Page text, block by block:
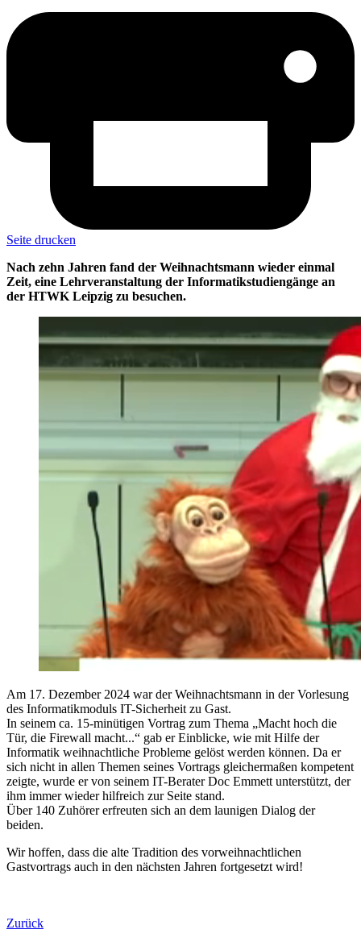
Seite drucken
Nach zehn Jahren fand der Weihnachtsmann wieder einmal
Zeit, eine Lehrveranstaltung der Informatikstudiengänge an
der HTWK Leipzig zu besuchen.
Am 17. Dezember 2024 war der Weihnachtsmann in der Vorlesung
des Informatikmoduls IT-Sicherheit zu Gast.
In seinem ca. 15-minütigen Vortrag zum Thema „Macht hoch die
Tür, die Firewall macht...“ gab er Einblicke, wie mit Hilfe der
Informatik weihnachtliche Probleme gelöst werden können. Da er
sich nicht in allen Themen seines Vortrags gleichermaßen kompetent
zeigte, wurde er von seinem IT-Berater Doc Emmett unterstützt, der
ihm immer wieder hilfreich zur Seite stand.
Über 140 Zuhörer erfreuten sich an dem launigen Dialog der
beiden.
Wir hoffen, dass die alte Tradition des vorweihnachtlichen
Gastvortrags auch in den nächsten Jahren fortgesetzt wird!
Zurück